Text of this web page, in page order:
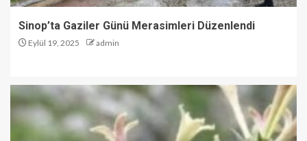
Sinop’ta Gaziler Günü Merasimleri Düzenlendi
Eylül 19, 2025 admin